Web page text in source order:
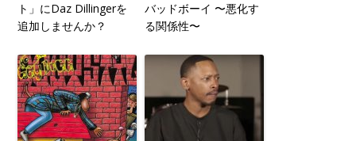
ト」にDaz Dillingerを
追加しませんか？
バッドボーイ 〜悪化す
る関係性〜